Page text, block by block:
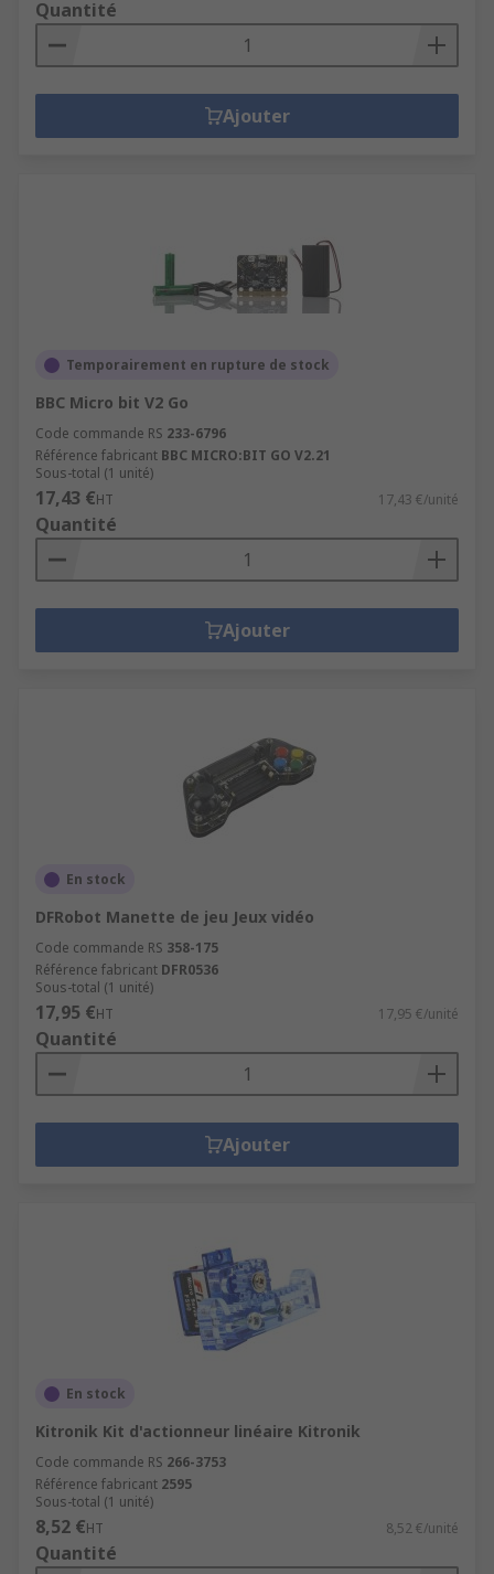
Quantité
Ajouter
Temporairement en rupture de stock
BBC Micro bit V2 Go
Code commande RS 233-6796
Référence fabricant BBC MICRO:BIT GO V2.21
Sous-total (1 unité)
17,43 €HT 17,43 €/unité
Quantité
Ajouter
En stock
DFRobot Manette de jeu Jeux vidéo
Code commande RS 358-175
Référence fabricant DFR0536
Sous-total (1 unité)
17,95 €HT 17,95 €/unité
Quantité
Ajouter
En stock
Kitronik Kit d'actionneur linéaire Kitronik
Code commande RS 266-3753
Référence fabricant 2595
Sous-total (1 unité)
8,52 €HT 8,52 €/unité
Quantité